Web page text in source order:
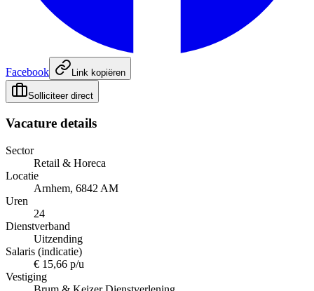
Facebook Link kopiëren
Solliciteer direct
Vacature details
Sector
Retail & Horeca
Locatie
Arnhem, 6842 AM
Uren
24
Dienstverband
Uitzending
Salaris (indicatie)
€ 15,66 p/u
Vestiging